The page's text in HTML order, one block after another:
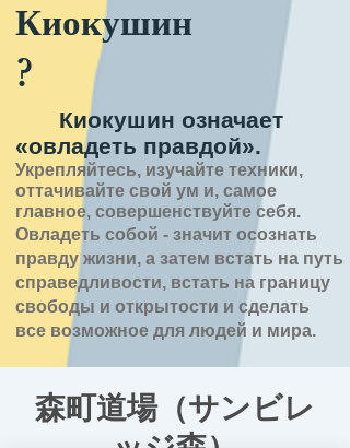
Киокушин
?
Киокушин означает
«овладеть правдой».
Укрепляйтесь, изучайте техники,
оттачивайте свой ум и, самое
главное, совершенствуйте себя.
Овладеть собой - значит осознать
правду жизни, а затем встать на путь
справедливости, встать на границу
свободы и открытости и сделать
все возможное для людей и мира.
森町道場（サンビレ